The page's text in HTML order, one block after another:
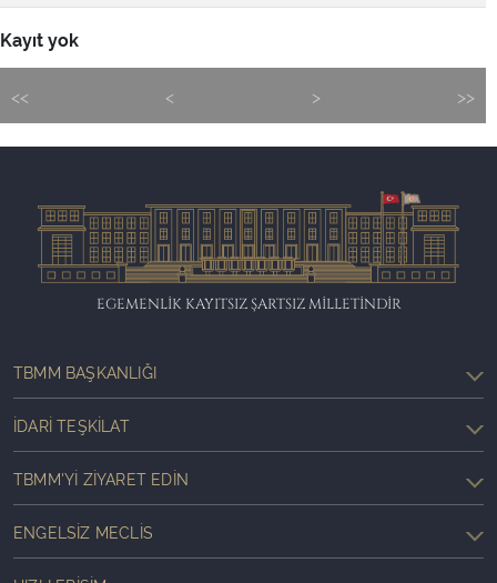
Kayıt yok
<< < > >>
EGEMENLİK KAYITSIZ ŞARTSIZ MİLLETİNDİR
TBMM BAŞKANLIĞI
İDARI TEŞKILAT
TBMM'YI ZIYARET EDIN
ENGELSIZ MECLIS